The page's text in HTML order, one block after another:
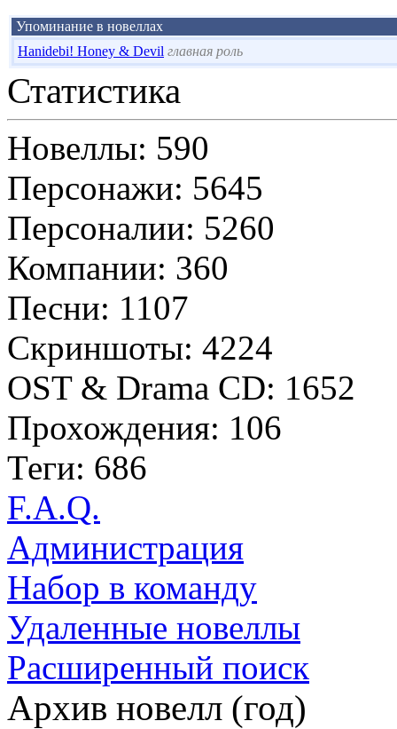
Упоминание в новеллах
Hanidebi! Honey & Devil главная роль
Статистика
Новеллы: 590
Персонажи: 5645
Персоналии: 5260
Компании: 360
Песни: 1107
Скриншоты: 4224
OST & Drama CD: 1652
Прохождения: 106
Теги: 686
F.A.Q.
Администрация
Набор в команду
Удаленные новеллы
Расширенный поиск
Архив новелл (год)